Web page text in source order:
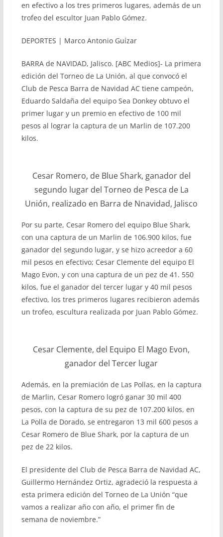
en efectivo a los tres primeros lugares, además de un
trofeo del escultor Juan Pablo Gómez.
DEPORTES | Marco Antonio Guízar
BARRA de NAVIDAD, Jalisco. [ABC Medios]- La primera
edición del Torneo de La Unión, al que convocó el
Club de Pesca Barra de Navidad AC tiene campeón,
Eduardo Saldaña del equipo Sea Donkey obtuvo el
primer lugar y un premio en efectivo de 100 mil
pesos al lograr la captura de un Marlin de 107.200
kilos.
Cesar Romero, de Blue Shark, ganador del
segundo lugar del Torneo de Pesca de La
Unión, realizado en Barra de Nnavidad, Jalisco
Por su parte, Cesar Romero del equipo Blue Shark,
con una captura de un Marlin de 106.900 kilos, fue
ganador del segundo lugar, y se hizo acreedor a 60
mil pesos en efectivo; Cesar Clemente del equipo El
Mago Evon, y con una captura de un pez de 41. 550
kilos, fue el ganador del tercer lugar y 40 mil pesos
efectivo, los tres primeros lugares recibieron además
un trofeo, escultura realizada por Juan Pablo Gómez.
Cesar Clemente, del Equipo El Mago Evon,
ganador del Tercer lugar
Además, en la premiación de Las Pollas, en la captura
de Marlin, Cesar Romero logró ganar 30 mil 400
pesos, con la captura de su pez de 107.200 kilos, en
La Polla de Dorado, se entregaron 13 mil 600 pesos a
Cesar Romero de Blue Shark, por la captura de un
pez de 22 kilos.
El presidente del Club de Pesca Barra de Navidad AC,
Guillermo Hernández Ortiz, agradeció la respuesta a
esta primera edición del Torneo de La Unión “que
vamos a realizar año con año, el primer fin de
semana de noviembre.”